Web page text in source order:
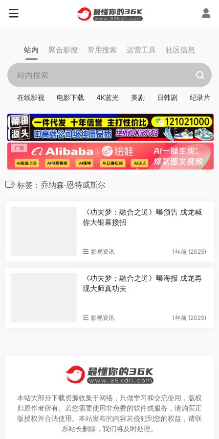
站内 聚合影搜 常用搜索 运营工具 社区信息
在线影视 电影下载 4K蓝光 美剧 日韩剧 纪录片
标签：乔纳森·恩特威斯尔
《功夫梦：融合之道》曝预告 成龙喊
你大银幕接招
影视资讯 1年前 (2025)
《功夫梦：融合之道》曝海报 成龙再
现大师真功夫
影视资讯 1年前 (2025)
本站大部分下载资源收集于网络，只做学习和交流使用，版权
归原作者所有。若您需要使用非免费的软件或服务，请购买正
版授权并合法使用。本站发布的内容若侵犯到您的权益，请联
系站长删除，我们将及时处理。